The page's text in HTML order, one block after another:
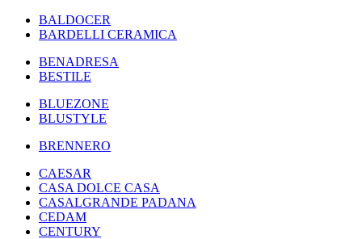
BALDOCER
BARDELLI CERAMICA
BENADRESA
BESTILE
BLUEZONE
BLUSTYLE
BRENNERO
CAESAR
CASA DOLCE CASA
CASALGRANDE PADANA
CEDAM
CENTURY